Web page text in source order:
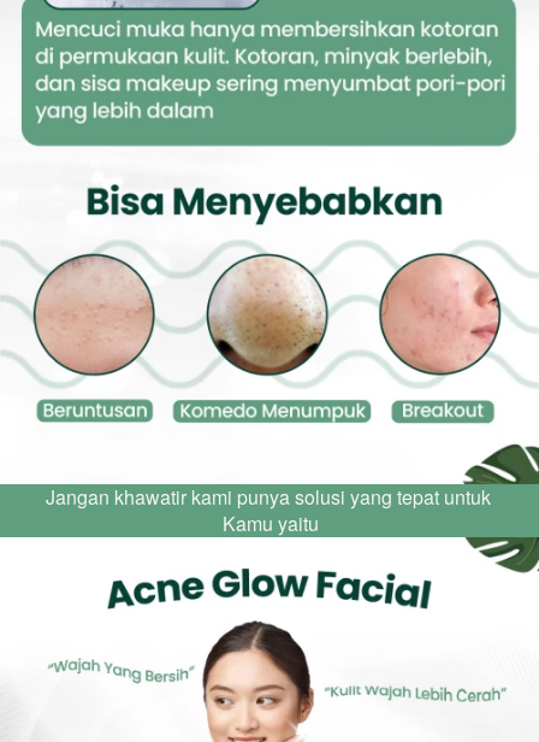
Jangan khawatir kami punya solusi yang tepat untuk
Kamu yaitu